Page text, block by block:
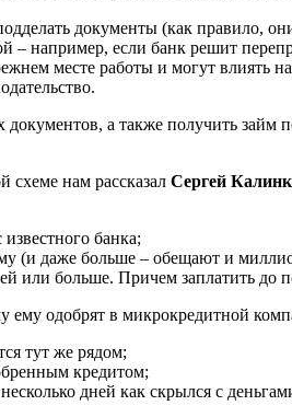
документы (как правило,
– например, если банк решит
месте работы и могут влиять
а также получить займ
схеме нам рассказал Сергей
банка;
(и даже больше – обещают и
или больше. Причем заплатить до
ему одобрят в микрокредитной
тут же рядом;
кредитом;
дней как скрылся с